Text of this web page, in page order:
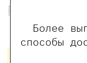
Более
способы
Хит